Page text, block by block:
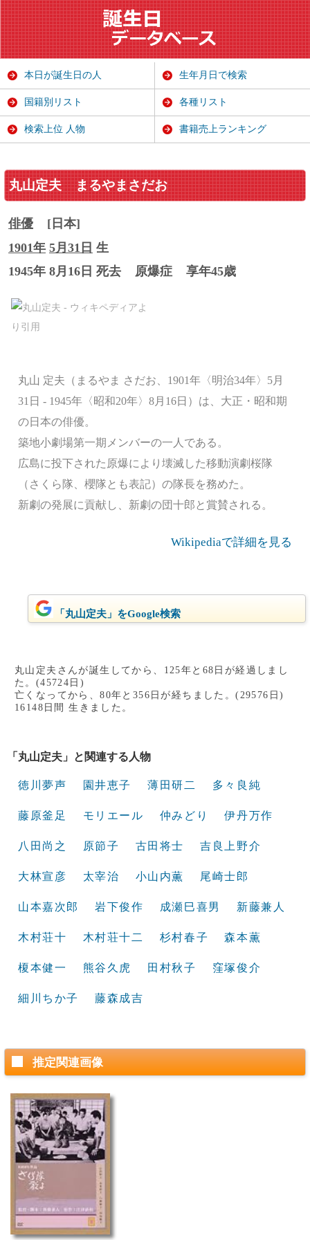
丸山定夫 まるやまさだお
俳優
[日本]
1901年 5月31日 生
1945年 8月16日 死去
原爆症 享年45歳
丸山 定夫（まるやま さだお、1901年〈明治34年〉5月
31日 - 1945年〈昭和20年〉8月16日）は、大正・昭和期
の日本の俳優。
築地小劇場第一期メンバーの一人である。
広島に投下された原爆により壊滅した移動演劇桜隊
（さくら隊、櫻隊とも表記）の隊長を務めた。
新劇の発展に貢献し、新劇の団十郎と賞賛される。
Wikipediaで詳細を見る
「丸山定夫」をGoogle検索
丸山定夫さんが誕生してから、125年と68日が経過しまし
た。(45724日)
亡くなってから、80年と356日が経ちました。(29576日)
16148日間 生きました。
「丸山定夫」と関連する人物
徳川夢声 園井恵子 薄田研二 多々良純
藤原釜足 モリエール 仲みどり 伊丹万作
八田尚之 原節子 古田将士 吉良上野介
大林宣彦 太宰治 小山内薫 尾崎士郎
山本嘉次郎 岩下俊作 成瀬巳喜男 新藤兼人
木村荘十 木村荘十二 杉村春子 森本薫
榎本健一 熊谷久虎 田村秋子 窪塚俊介
細川ちか子 藤森成吉
推定関連画像
本日が誕生日の人 生年月日で検索
国籍別リスト 各種リスト
検索上位 人物 書籍売上ランキング